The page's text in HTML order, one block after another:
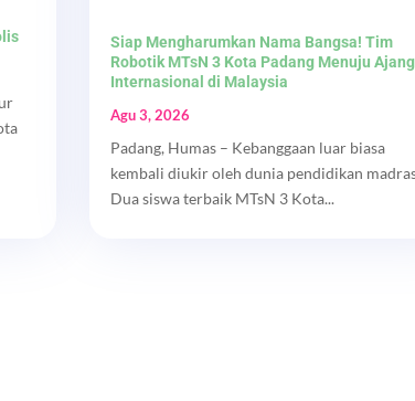
Siap Mengharumkan Nama Bangsa! Tim
Robotik MTsN 3 Kota Padang Menuju Ajang
Internasional di Malaysia
Agu 3, 2026
Padang, Humas – Kebanggaan luar biasa
kembali diukir oleh dunia pendidikan
Dua siswa terbaik MTsN 3 Kota...